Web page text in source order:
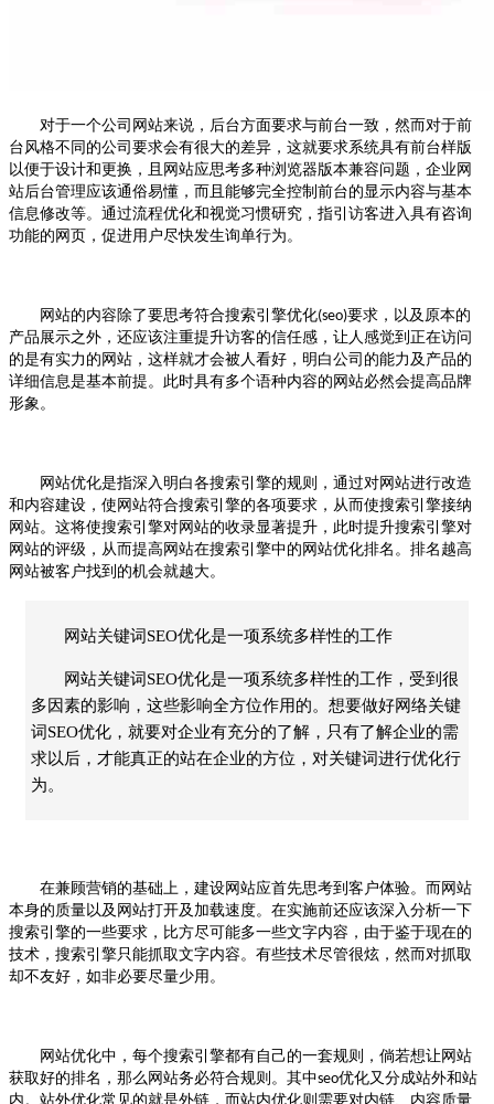
对于一个公司网站来说，后台方面要求与前台一致，然而对于前
台风格不同的公司要求会有很大的差异，这就要求系统具有前台样版
以便于设计和更换，且网站应思考多种浏览器版本兼容问题，企业网
站后台管理应该通俗易懂，而且能够完全控制前台的显示内容与基本
信息修改等。通过流程优化和视觉习惯研究，指引访客进入具有咨询
功能的网页，促进用户尽快发生询单行为。
网站的内容除了要思考符合搜索引擎优化(seo)要求，以及原本的
产品展示之外，还应该注重提升访客的信任感，让人感觉到正在访问
的是有实力的网站，这样就才会被人看好，明白公司的能力及产品的
详细信息是基本前提。此时具有多个语种内容的网站必然会提高品牌
形象。
网站优化是指深入明白各搜索引擎的规则，通过对网站进行改造
和内容建设，使网站符合搜索引擎的各项要求，从而使搜索引擎接纳
网站。这将使搜索引擎对网站的收录显著提升，此时提升搜索引擎对
网站的评级，从而提高网站在搜索引擎中的网站优化排名。排名越高
网站被客户找到的机会就越大。
网站关键词SEO优化是一项系统多样性的工作
网站关键词SEO优化是一项系统多样性的工作，受到很
多因素的影响，这些影响全方位作用的。想要做好网络关键
词SEO优化，就要对企业有充分的了解，只有了解企业的需
求以后，才能真正的站在企业的方位，对关键词进行优化行
为。
在兼顾营销的基础上，建设网站应首先思考到客户体验。而网站
本身的质量以及网站打开及加载速度。在实施前还应该深入分析一下
搜索引擎的一些要求，比方尽可能多一些文字内容，由于鉴于现在的
技术，搜索引擎只能抓取文字内容。有些技术尽管很炫，然而对抓取
却不友好，如非必要尽量少用。
网站优化中，每个搜索引擎都有自己的一套规则，倘若想让网站
获取好的排名，那么网站务必符合规则。其中seo优化又分成站外和站
内。站外优化常见的就是外链，而站内优化则需要对内链、内容质量